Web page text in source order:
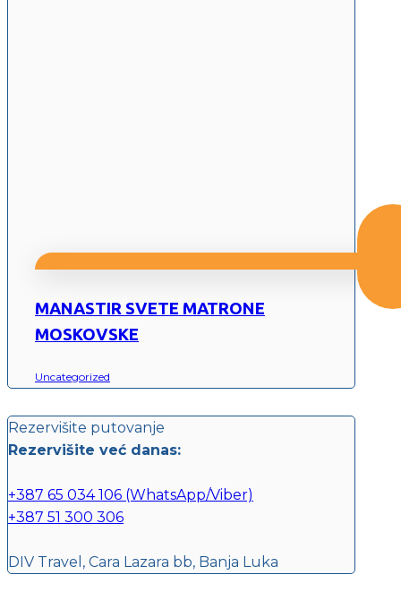
MANASTIR SVETE MATRONE
MOSKOVSKE
Uncategorized
Rezervišite putovanje
Rezervišite već danas:
+387 65 034 106 (WhatsApp/Viber)
+387 51 300 306
DIV Travel, Cara Lazara bb, Banja Luka